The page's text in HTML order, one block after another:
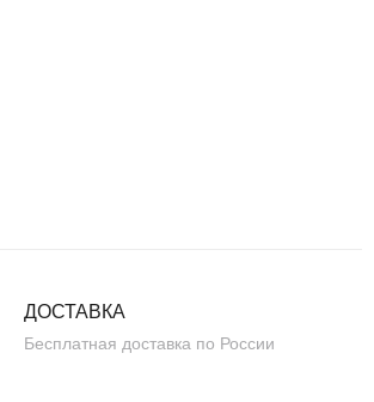
ДОСТАВКА
Бесплатная доставка по России